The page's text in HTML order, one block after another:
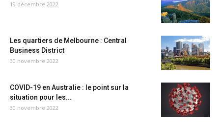
19 décembre 2022
Les quartiers de Melbourne : Central
Business District
30 novembre 2022
COVID-19 en Australie : le point sur la
situation pour les...
30 novembre 2022